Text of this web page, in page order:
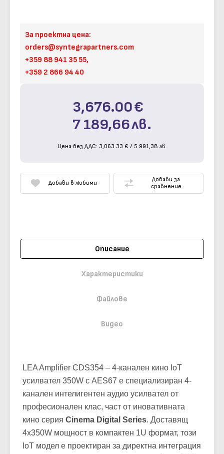
За проектна цена:
orders@syntegrapartners.com
+359 88 941 35 55,
+359 2 866 94 40
3,676.00€
7 189,66лв.
Цена без ДДС: 3,063.33 € / 5 991,38 лв.
Добави в любими
Добави за
сравнение
Описание
Характеристики
Файлове
Видео
LEA Amplifier CDS354 – 4-канален кино IoT
усилвател 350W с AES67 е специализиран 4-
канален интелигентен аудио усилвател от
професионален клас, част от иновативната
кино серия Cinema Digital Series. Доставящ
4х350W мощност в компактен 1U формат, този
IoT модел е проектиран за директна интеграция